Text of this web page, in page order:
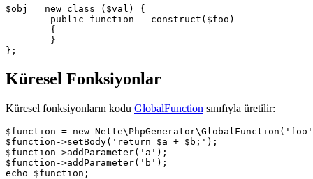
$obj = new class ($val) {
Küresel Fonksiyonlar
Küresel fonksiyonların kodu GlobalFunction sınıfıyla üretilir:
$function = new
$function->setBody('return $a + $b;');
$function->addParameter('a');
$function->addParameter('b');
echo $function;